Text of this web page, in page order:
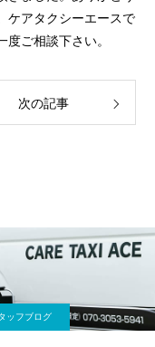
ケアタクシーエースで
ご相談下さい。
次の記事
ッフブログ